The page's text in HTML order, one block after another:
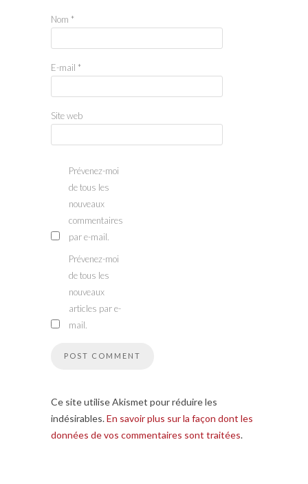
Nom *
E-mail *
Site web
Prévenez-moi
de tous les
nouveaux
commentaires
par e-mail.
Prévenez-moi
de tous les
nouveaux
articles par e-
mail.
Ce site utilise Akismet pour réduire les
indésirables.En savoir plus sur la façon dont les
données de vos commentaires sont traitées.